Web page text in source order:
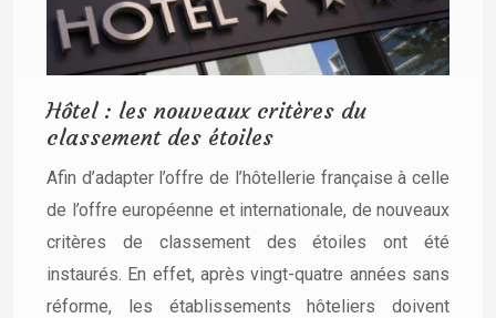
Hôtel : les nouveaux critères du
classement des étoiles
Afin d’adapter l’offre de l’hôtellerie française à celle
de l’offre européenne et internationale, de nouveaux
critères de classement des étoiles ont été
instaurés. En effet, après vingt-quatre années sans
réforme, les établissements hôteliers doivent